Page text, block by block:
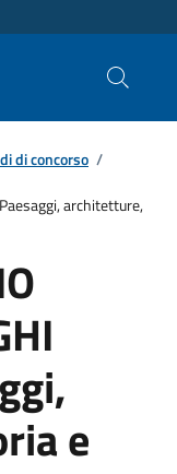
di concorso /
Paesaggi, architetture,
e